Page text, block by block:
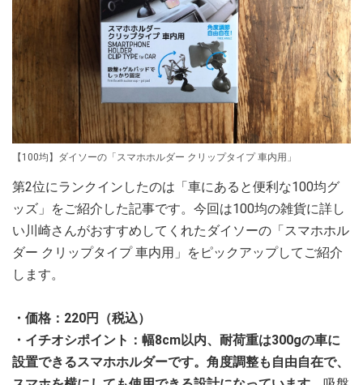
【100均】ダイソーの「スマホホルダー クリップタイプ 車内用」
第2位にランクインしたのは「車にあると便利な100均グ
ッズ」をご紹介した記事です。今回は100均の雑貨に詳し
い川崎さんがおすすめしてくれたダイソーの「スマホホル
ダー クリップタイプ 車内用」をピックアップしてご紹介
します。
・価格：220円（税込）
・イチオシポイント：幅8cm以内、耐荷重は300gの車に
設置できるスマホホルダーです。角度調整も自由自在で、